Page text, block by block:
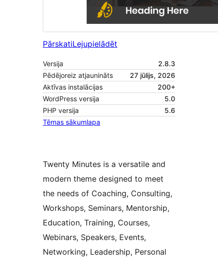
PārskatiLejupielādēt
Versija
2.8.3
Pēdējoreiz atjaunināts
27 jūlijs, 2026
Aktīvas instalācijas
200+
WordPress versija
5.0
PHP versija
5.6
Tēmas sākumlapa
Twenty Minutes is a versatile and
modern theme designed to meet
the needs of Coaching, Consulting,
Workshops, Seminars, Mentorship,
Education, Training, Courses,
Webinars, Speakers, Events,
Networking, Leadership, Personal